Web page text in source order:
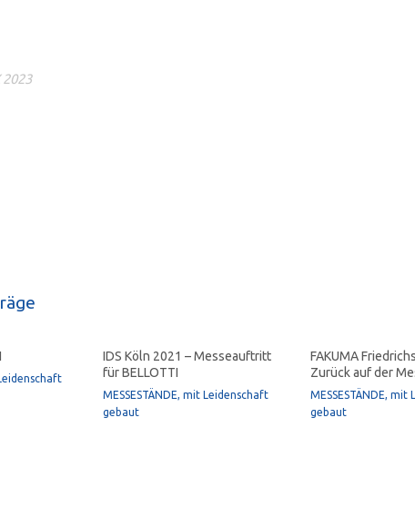
2023
IDS Köln 2021 – Messeauftritt
für BELLOTTI
MESSESTÄNDE, mit Leidenschaft
gebaut
FAKUMA
Zurück auf der
MESSESTÄNDE, mit
gebaut